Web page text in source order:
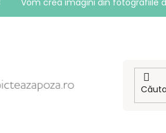
Vom crea imagini din fotografiile